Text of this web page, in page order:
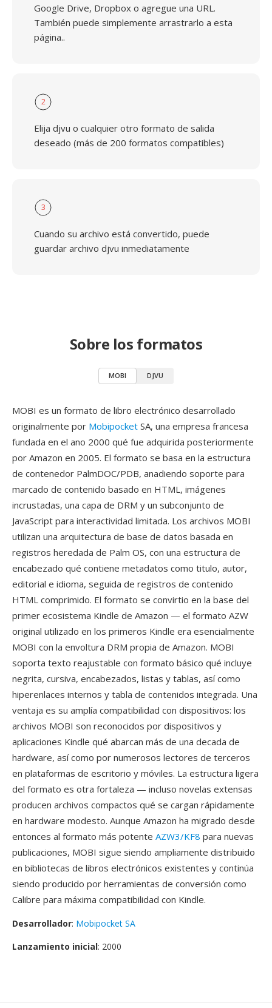
Google Drive, Dropbox o agregue una URL.
También puede simplemente arrastrarlo a esta
página..
2
Elija djvu o cualquier otro formato de salida
deseado (más de 200 formatos compatibles)
3
Cuando su archivo está convertido, puede
guardar archivo djvu inmediatamente
Sobre los formatos
MOBI DJVU
MOBI es un formato de libro electrónico desarrollado
originalmente por Mobipocket SA, una empresa francesa
fundada en el ano 2000 qué fue adquirida posteriormente
por Amazon en 2005. El formato se basa en la estructura
de contenedor PalmDOC/PDB, anadiendo soporte para
marcado de contenido basado en HTML, imágenes
incrustadas, una capa de DRM y un subconjunto de
JavaScript para interactividad limitada. Los archivos MOBI
utilizan una arquitectura de base de datos basada en
registros heredada de Palm OS, con una estructura de
encabezado qué contiene metadatos como titulo, autor,
editorial e idioma, seguida de registros de contenido
HTML comprimido. El formato se convirtio en la base del
primer ecosistema Kindle de Amazon — el formato AZW
original utilizado en los primeros Kindle era esencialmente
MOBI con la envoltura DRM propia de Amazon. MOBI
soporta texto reajustable con formato básico qué incluye
negrita, cursiva, encabezados, listas y tablas, así como
hiperenlaces internos y tabla de contenidos integrada. Una
ventaja es su amplía compatibilidad con dispositivos: los
archivos MOBI son reconocidos por dispositivos y
aplicaciones Kindle qué abarcan más de una decada de
hardware, así como por numerosos lectores de terceros
en plataformas de escritorio y móviles. La estructura ligera
del formato es otra fortaleza — incluso novelas extensas
producen archivos compactos qué se cargan rápidamente
en hardware modesto. Aunque Amazon ha migrado desde
entonces al formato más potente AZW3/KF8 para nuevas
publicaciones, MOBI sigue siendo ampliamente distribuido
en bibliotecas de libros electrónicos existentes y continúa
siendo producido por herramientas de conversión como
Calibre para máxima compatibilidad con Kindle.
Desarrollador: Mobipocket SA
Lanzamiento inicial: 2000